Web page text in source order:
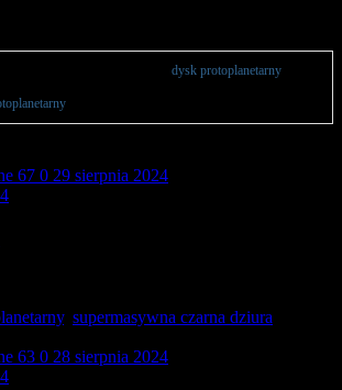
dysk protoplanetarny.
.
67 0 29 sierpnia 2024
, supermasywna czarna dziura
63 0 28 sierpnia 2024